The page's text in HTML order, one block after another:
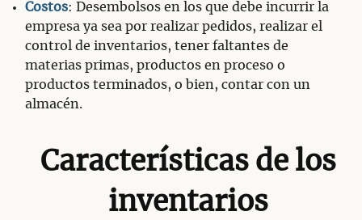
Costos: Desembolsos en los que debe incurrir la
empresa ya sea por realizar pedidos, realizar el
control de inventarios, tener faltantes de
materias primas, productos en proceso o
productos terminados, o bien, contar con un
almacén.
Características de los
inventarios